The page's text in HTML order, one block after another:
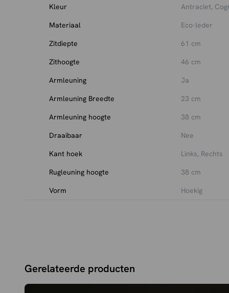
Hoekbanken combineren comfort en uitstraling in één
Stilo voeg je comfort en karakter toe aan je interieur.
Kleur
Antraciet,
Materiaal
Eco-leder
Zitdiepte
61 cm
Zithoogte
46 cm
Armleuning
Ja
Armleuning Breedte
23 cm
Armleuning hoogte
38 cm
Draaibaar
Nee
Kant hoek
Links, Rechts
Rugleuning hoogte
38 cm
Vorm
Hoekig
Gerelateerde producten